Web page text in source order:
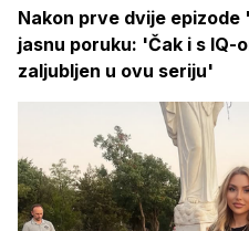
Nakon prve dvije epizode
jasnu poruku: 'Čak i s IQ-
zaljubljen u ovu seriju'